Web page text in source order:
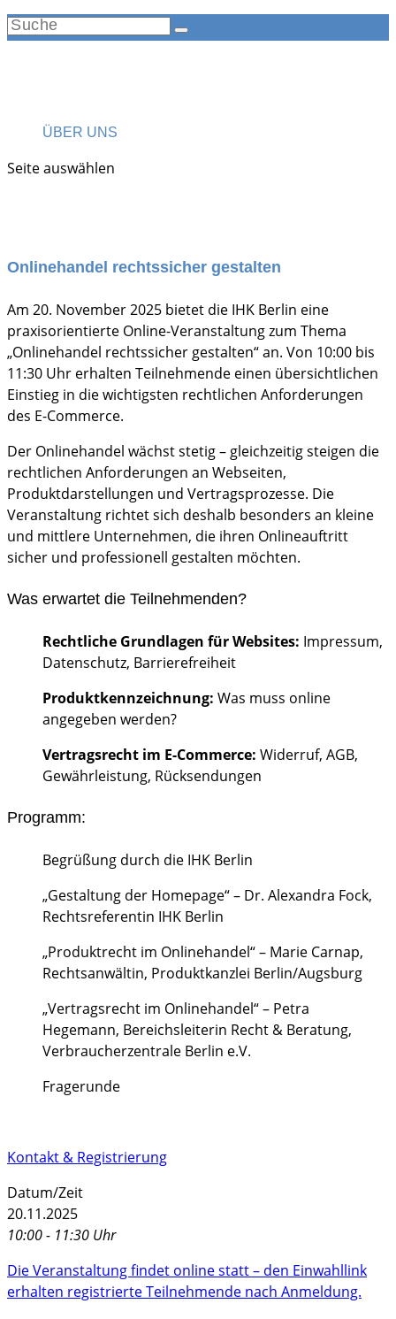
ÜBER UNS
Seite auswählen
Onlinehandel rechtssicher gestalten
Am 20. November 2025 bietet die IHK Berlin eine
praxisorientierte Online-Veranstaltung zum Thema
„Onlinehandel rechtssicher gestalten“ an. Von 10:00 bis
11:30 Uhr erhalten Teilnehmende einen übersichtlichen
Einstieg in die wichtigsten rechtlichen Anforderungen
des E-Commerce.
Der Onlinehandel wächst stetig – gleichzeitig steigen die
rechtlichen Anforderungen an Webseiten,
Produktdarstellungen und Vertragsprozesse. Die
Veranstaltung richtet sich deshalb besonders an kleine
und mittlere Unternehmen, die ihren Onlineauftritt
sicher und professionell gestalten möchten.
Was erwartet die Teilnehmenden?
Rechtliche Grundlagen für Websites: Impressum,
Datenschutz, Barrierefreiheit
Produktkennzeichnung: Was muss online
angegeben werden?
Vertragsrecht im E-Commerce: Widerruf, AGB,
Gewährleistung, Rücksendungen
Programm:
Begrüßung durch die IHK Berlin
„Gestaltung der Homepage“ – Dr. Alexandra Fock,
Rechtsreferentin IHK Berlin
„Produktrecht im Onlinehandel“ – Marie Carnap,
Rechtsanwältin, Produktkanzlei Berlin/Augsburg
„Vertragsrecht im Onlinehandel“ – Petra
Hegemann, Bereichsleiterin Recht & Beratung,
Verbraucherzentrale Berlin e.V.
Fragerunde
Kontakt & Registrierung
Datum/Zeit
20.11.2025
10:00 - 11:30 Uhr
Die Veranstaltung findet online statt – den Einwahllink
erhalten registrierte Teilnehmende nach Anmeldung.